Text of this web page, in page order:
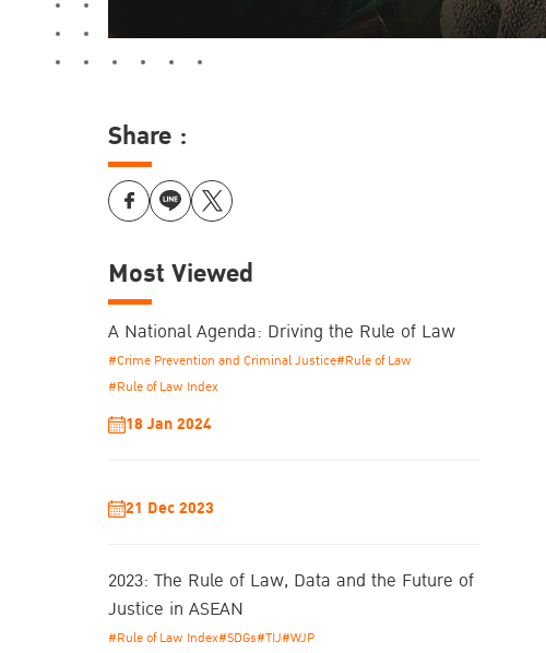
Share :
Most Viewed
A National Agenda: Driving the Rule of Law
#Crime Prevention and Criminal Justice#Rule of Law
#Rule of Law Index
18 Jan 2024
21 Dec 2023
2023: The Rule of Law, Data and the Future of
Justice in ASEAN
#Rule of Law Index#SDGs#TIJ#WJP